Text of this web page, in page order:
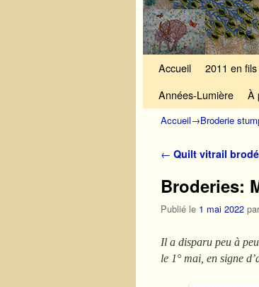
Accueil 2011 en
Années-Lumière
À
Accueil→Broderie
Navigation des
← Quilt vitrail
Broderies:
Publié le 1 mai 2022 par
Il a disparu peu à
le 1° mai, en signe